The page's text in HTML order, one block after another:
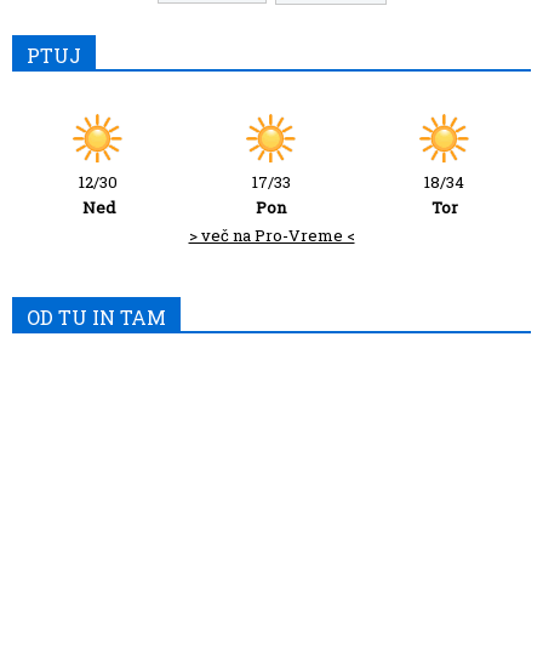
PTUJ
12/30
Ned
17/33
Pon
18/34
Tor
> več na Pro-Vreme <
OD TU IN TAM